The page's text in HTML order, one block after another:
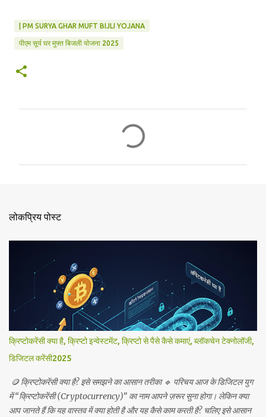
| PM SURYA GHAR MUFT BIJLI YOJANA
पीएम सूर्य घर मुफ्त बिजली योजना 2025
लोकप्रिय पोस्ट
क्रिप्टोकरेंसी क्या है, क्रिप्टो इन्वेस्टमेंट, क्रिप्टो से पैसे कैसे कमाएं, ब्लॉकचेन टेक्नोलॉजी,
डिजिटल करेंसी2025
🪙 क्रिप्टोकरेंसी क्या है? इसे समझने का आसान तरीका 🔹 परिचय आज के डिजिटल युग
में “क्रिप्टोकरेंसी (Cryptocurrency)” का नाम आपने ज़रूर सुना होगा। लेकिन क्या
आप जानते हैं कि यह वास्तव में क्या होती है और यह कैसे काम करती है? चलिए इसे आसान